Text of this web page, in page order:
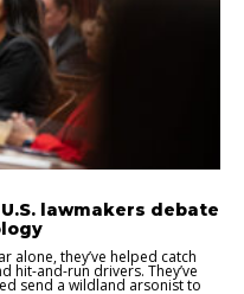
U.S. lawmakers debate
alone, they’ve helped catch
hit-and-run drivers. They’ve
send a wildland arsonist to